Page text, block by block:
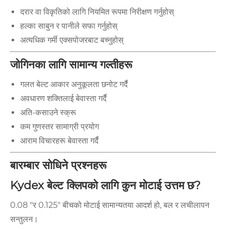
दरार वा विकृतिको लागि नियमित रूपमा निरीक्षण गर्नुहोस्
हल्का साबुन र पानीले सफा गर्नुहोस्
अत्यधिक गर्मी एक्सपोजरबाट बच्नुहोस्
जोगिनका लागि सामान्य गल्तीहरू
गलत बेल्ट आकार अनुकूलता छनोट गर्दै
अवधारण शक्तिलाई बेवास्ता गर्दै
अति-कसाउने स्क्रू
कम गुणस्तर सामाग्री प्रयोग
आराम विचारहरू बेवास्ता गर्दै
बारम्बार सोधिने प्रश्नहरू
Kydex बेल्ट क्लिपको लागि कुन मोटाई उत्तम छ?
0.08 "र 0.125" बीचको मोटाई सामान्यतया आदर्श हो, बल र लचीलापन
सन्तुलन।